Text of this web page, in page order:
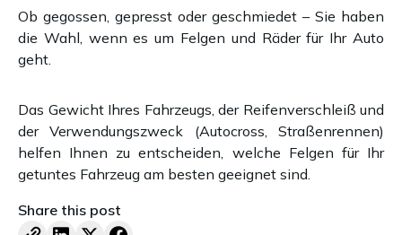
Ob gegossen, gepresst oder geschmiedet – Sie haben
die Wahl, wenn es um Felgen und Räder für Ihr Auto
geht.
Das Gewicht Ihres Fahrzeugs, der Reifenverschleiß und
der Verwendungszweck (Autocross, Straßenrennen)
helfen Ihnen zu entscheiden, welche Felgen für Ihr
getuntes Fahrzeug am besten geeignet sind.
Share this post